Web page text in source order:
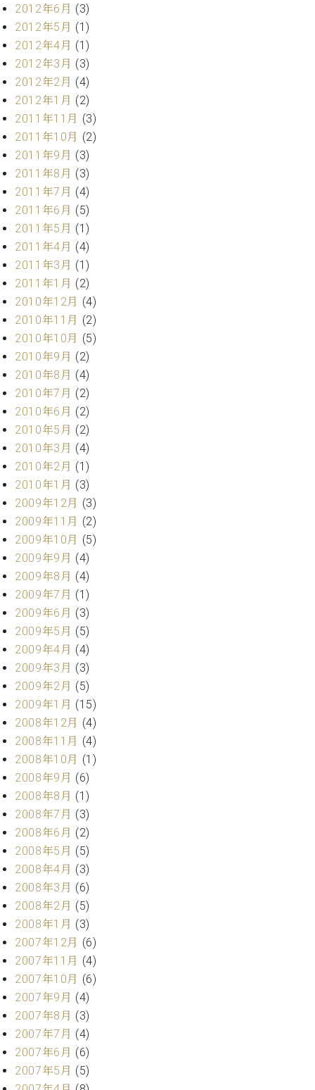
フ
タ
ー
ー
ビ
ス
(調
律)
調
師
紹
介
調
律
金
表
お
問
い
合
せ
尾山調律師のブ
ログ Die
Musikgasse（音
楽の小道）
2012年6月 (3)
2012年5月 (1)
2012年4月 (1)
2012年3月 (3)
2012年2月 (4)
2012年1月 (2)
2011年11月 (3)
2011年10月 (2)
2011年9月 (3)
2011年8月 (3)
2011年7月 (4)
2011年6月 (5)
2011年5月 (1)
2011年4月 (4)
2011年3月 (1)
2011年1月 (2)
2010年12月 (4)
2010年11月 (2)
2010年10月 (5)
2010年9月 (2)
2010年8月 (4)
2010年7月 (2)
2010年6月 (2)
2010年5月 (2)
2010年3月 (4)
2010年2月 (1)
2010年1月 (3)
2009年12月 (3)
2009年11月 (2)
2009年10月 (5)
2009年9月 (4)
2009年8月 (4)
2009年7月 (1)
2009年6月 (3)
2009年5月 (5)
2009年4月 (4)
2009年3月 (3)
2009年2月 (5)
2009年1月 (15)
2008年12月 (4)
2008年11月 (4)
2008年10月 (1)
2008年9月 (6)
2008年8月 (1)
2008年7月 (3)
2008年6月 (2)
2008年5月 (5)
2008年4月 (3)
2008年3月 (6)
2008年2月 (5)
2008年1月 (3)
2007年12月 (6)
2007年11月 (4)
2007年10月 (6)
2007年9月 (4)
2007年8月 (3)
2007年7月 (4)
2007年6月 (6)
2007年5月 (5)